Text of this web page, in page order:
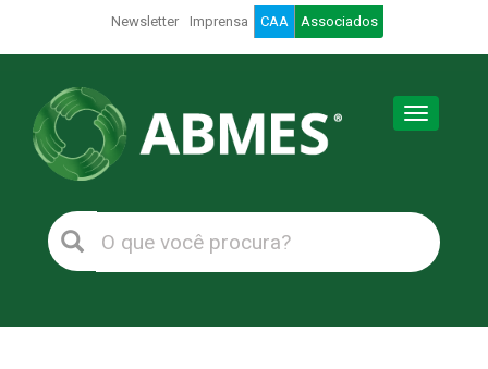
Newsletter Imprensa CAA Associados
Toggle